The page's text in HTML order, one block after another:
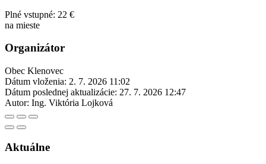
Plné vstupné: 22 €
na mieste
Organizátor
Obec Klenovec
Dátum vloženia: 2. 7. 2026 11:02
Dátum poslednej aktualizácie: 27. 7. 2026 12:47
Autor: Ing. Viktória Lojková
Aktuálne